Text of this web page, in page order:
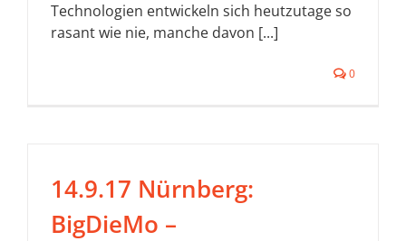
Technologien entwickeln sich heutzutage so
rasant wie nie, manche davon [...]
0
14.9.17 Nürnberg:
BigDieMo –